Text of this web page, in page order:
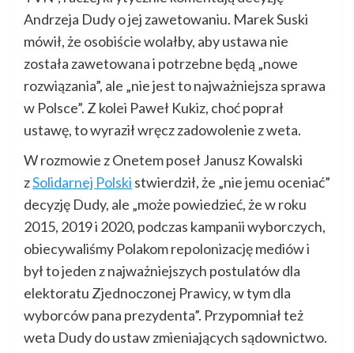
Andrzeja Dudy o jej zawetowaniu. Marek Suski
mówił, że osobiście wolałby, aby ustawa nie
została zawetowana i potrzebne będą „nowe
rozwiązania”, ale „nie jest to najważniejsza sprawa
w Polsce”. Z kolei Paweł Kukiz, choć poprał
ustawę, to wyraził wręcz zadowolenie z weta.
W rozmowie z Onetem poseł Janusz Kowalski
zSolidarnej Polski stwierdził, że „nie jemu oceniać”
decyzję Dudy, ale „może powiedzieć, że w roku
2015, 2019 i 2020, podczas kampanii wyborczych,
obiecywaliśmy Polakom repolonizację mediów i
był to jeden z najważniejszych postulatów dla
elektoratu Zjednoczonej Prawicy, w tym dla
wyborców pana prezydenta”. Przypomniał też
weta Dudy do ustaw zmieniających sądownictwo.